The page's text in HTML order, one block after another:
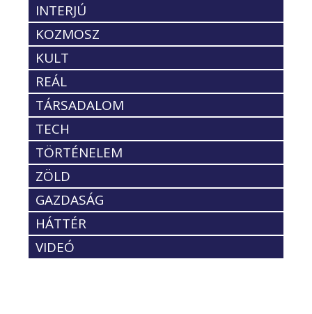
INTERJÚ
KOZMOSZ
KULT
REÁL
TÁRSADALOM
TECH
TÖRTÉNELEM
ZÖLD
GAZDASÁG
HÁTTÉR
VIDEÓ